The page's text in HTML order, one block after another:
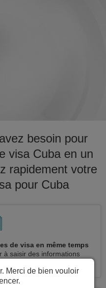
besoin pour
visa Cuba en un
rapidement votre
pour Cuba
de visa en même temps
à saisir des informations
Merci de bien vouloir